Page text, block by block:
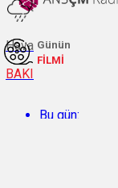
Hava
BAKI
Bu gün:
Temperatur:
Günün
FİLMİ